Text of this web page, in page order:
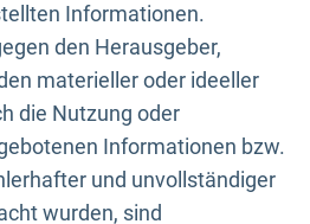
Informationen.
den Herausgeber,
materieller oder ideeller
die Nutzung oder
Informationen bzw.
und unvollständiger
wurden, sind